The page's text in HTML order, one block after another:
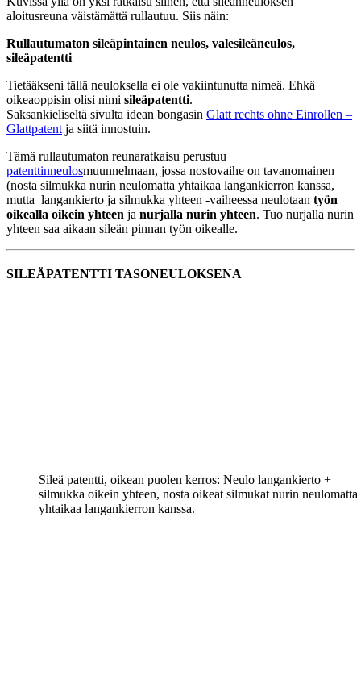
aloitusreuna väistämättä rullautuu. Siis näin:
Rullautumaton sileäpintainen neulos, valesileäneulos,
sileäpatentti
Tietääkseni tällä neuloksella ei ole vakiintunutta nimeä. Ehkä
oikeaoppisin olisi nimi sileäpatentti.
Saksankieliseltä sivulta idean bongasin Glatt rechts ohne Einrollen –
Glattpatent ja siitä innostuin.
Tämä rullautumaton reunaratkaisu perustuu
patenttinneulosmuunnelmaan, jossa nostovaihe on tavanomainen
(nosta silmukka nurin neulomatta yhtaikaa langankierron kanssa,
mutta langankierto ja silmukka yhteen -vaiheessa neulotaan työn
oikealla oikein yhteen ja nurjalla nurin yhteen. Tuo nurjalla nurin
yhteen saa aikaan sileän pinnan työn oikealle.
SILEÄPATENTTI TASONEULOKSENA
Sileä patentti, oikean puolen kerros: Neulo langankierto +
silmukka oikein yhteen, nosta oikeat silmukat nurin neulomatta
yhtaikaa langankierron kanssa.